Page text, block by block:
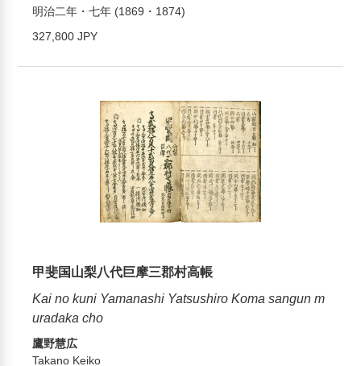
明治二年・七年 (1869・1874)
327,800 JPY
甲斐国山梨八代巨摩三郡村高帳
Kai no kuni Yamanashi Yatsushiro Koma sangun m
uradaka cho
鷹野慧広
Takano Keiko